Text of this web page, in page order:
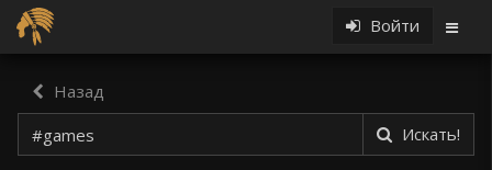
Войти
Назад
Искать!